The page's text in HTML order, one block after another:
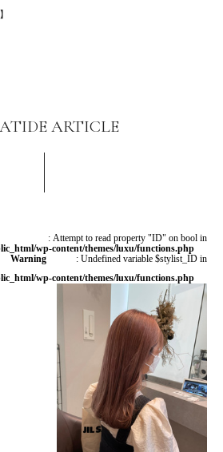
ARTICLE
: Attempt to read property "ID" on bool in
wp-content/themes/luxu/functions.php
Warning
: Undefined variable $stylist_ID in
wp-content/themes/luxu/functions.php